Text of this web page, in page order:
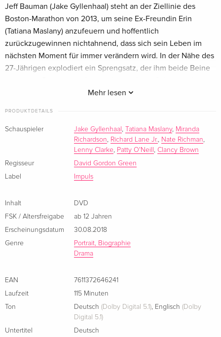
Standard Edition
Französisch
Standard Edition
Italienisch
CHF 16.50
Mehr lesen
Jeff Bauman (Jake Gyllenhaal) steht an der Ziellinie des
Boston-Marathon von 2013, um seine Ex-Freundin Erin
(Tatiana Maslany) anzufeuern und hoffentlich
zurückzugewinnen nichtahnend, dass sich sein Leben im
nächsten Moment für immer verändern wird. In der Nähe des
27-Jährigen explodiert ein Sprengsatz, der ihm beide Beine
sofort ins Krankenhaus gebracht. Nachdem er das
liefern, um die Terroristen zu fassen. Jeffs eigener Kampf
hingegen steht ganz am Anfang. Für ihn beginnen
langwierige Reha-Massnahmen, die er nur durch die
unermüdliche Unterstützung von Erin und seiner
eigenwilligen Familie durchsteht. Seine Art, mit dem
einem Helden wider Willen werden und den Weg zurück ins
Leben finden.
PRODUKTDETAILS
Schauspieler Jake Gyllenhaal , Tatiana Maslany, Miranda
Richardson, Richard Lane Jr., Nate Richman,
Lenny Clarke, Patty O'Neill , Clancy Brown
Regisseur
David Gordon Green
Label
Impuls
Inhalt
DVD
FSK / Altersfreigabe
ab 12 Jahren
Erscheinungsdatum
30.08.2018
Genre
Portrait, Biographie
Drama
EAN
7611372646241
Laufzeit
115 Minuten
Ton
Deutsch (Dolby Digital 5.1), Englisch (Dolby
Digital 5.1)
Untertitel
Deutsch